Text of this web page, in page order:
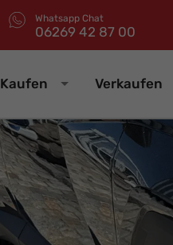
Whatsapp Chat
06269 42 87 00
Kaufen Verkaufen